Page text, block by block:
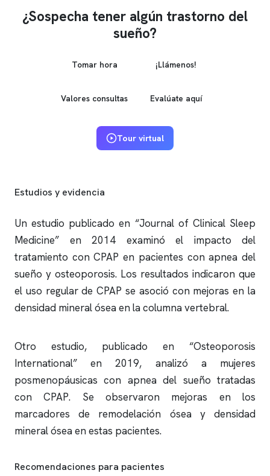
¿Sospecha tener algún trastorno del
sueño?
Tomar hora ¡Llámenos!
Valores consultas Evalúate aquí
Tour virtual
Estudios y evidencia
Un estudio publicado en “Journal of Clinical Sleep
Medicine” en 2014 examinó el impacto del
tratamiento con CPAP en pacientes conapnea del
sueño y osteoporosis. Los resultados indicaron que
el uso regular de CPAP se asoció con mejoras en la
densidad mineral ósea en la columna vertebral.
Otro estudio, publicado en “Osteoporosis
International” en 2019, analizó a mujeres
posmenopáusicas con apnea del sueño tratadas
con CPAP. Se observaron mejoras en los
marcadores de remodelación ósea y densidad
mineral ósea en estas pacientes.
Recomendaciones para pacientes